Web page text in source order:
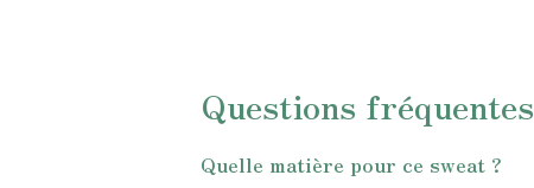
Questions fréquentes
Quelle matière pour ce sweat ?